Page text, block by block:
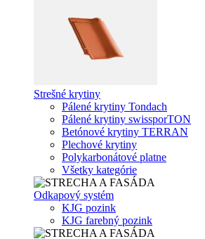
Strešné krytiny
Pálené krytiny Tondach
Pálené krytiny swissporTON
Betónové krytiny TERRAN
Plechové krytiny
Polykarbonátové platne
Všetky kategórie
Odkapový systém
KJG pozink
KJG farebný pozink